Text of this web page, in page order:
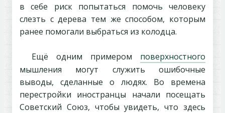
в себе риск попытаться помочь человеку
слезть с дерева тем же способом, которым
ранее помогали выбраться из колодца.
Ещё одним примером поверхностного
мышления могут служить ошибочные
выводы, сделанные о людях. Во времена
перестройки иностранцы начали посещать
Советский Союз, чтобы увидеть, что здесь